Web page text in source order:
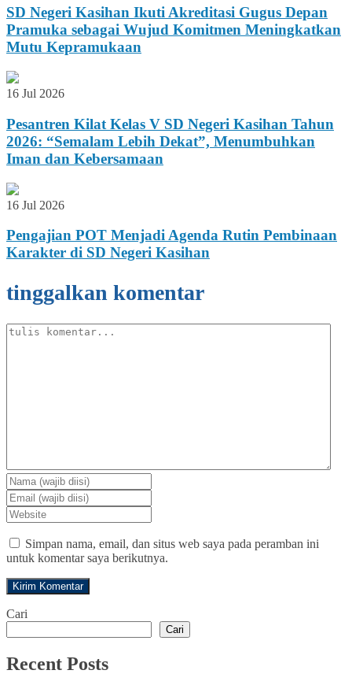
SD Negeri Kasihan Ikuti Akreditasi Gugus Depan
Pramuka sebagai Wujud Komitmen Meningkatkan
Mutu Kepramukaan
16 Jul 2026
Pesantren Kilat Kelas V SD Negeri Kasihan Tahun
2026: “Semalam Lebih Dekat”, Menumbuhkan
Iman dan Kebersamaan
16 Jul 2026
Pengajian POT Menjadi Agenda Rutin Pembinaan
Karakter di SD Negeri Kasihan
tinggalkan komentar
Simpan nama, email, dan situs web saya pada peramban ini
untuk komentar saya berikutnya.
Cari
Cari
Recent Posts